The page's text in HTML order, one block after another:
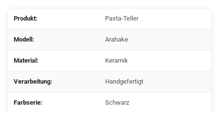
Produkt: Pasta-Teller
Modell : Arahake
Material: Keramik
Verarbeitung: Handgefertigt
Farbserie: Schwarz